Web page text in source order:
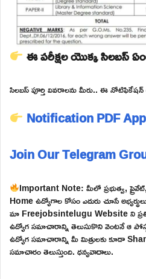
ఈ పరీక్షల యొక్క సిలబస్
సిలబస్ పూర్తి వివరాలను మీరు.. ఈ నోటిఫికేషన్
Notification PDF
Join Our Telegram
Important Note: మీలో ప్రభుత్వ,
Home ఉద్యోగాల కోసం ఎదురు చూసే
మా Freejobsintelugu Website ని
ఉద్యోగ సమాచారాన్ని తెలుసుకొని వెంటనే ఆ
ఉద్యోగ సమాచారాన్ని మీ మిత్రులకు కూడా
సమాచారం తెలుస్తుంది. ధన్యవాదాలు.